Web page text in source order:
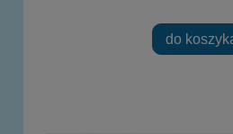
do